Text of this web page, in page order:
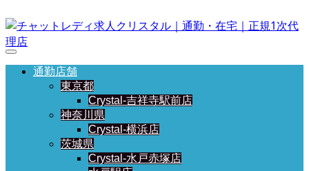
通勤店舗
東京都
Crystal-吉祥寺駅前店
神奈川県
Crystal-横浜店
茨城県
Crystal-水戸赤塚店